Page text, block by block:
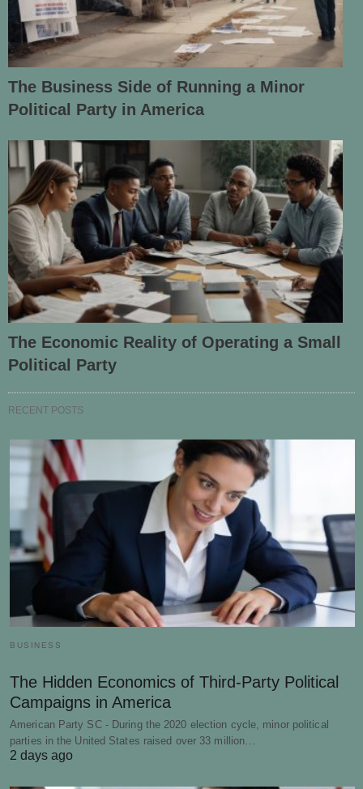
The Business Side of Running a Minor
Political Party in America
The Economic Reality of Operating a Small
Political Party
RECENT POSTS
BUSINESS
The Hidden Economics of Third-Party Political
Campaigns in America
American Party SC - During the 2020 election cycle, minor political
parties in the United States raised over 33 million…
2 days ago